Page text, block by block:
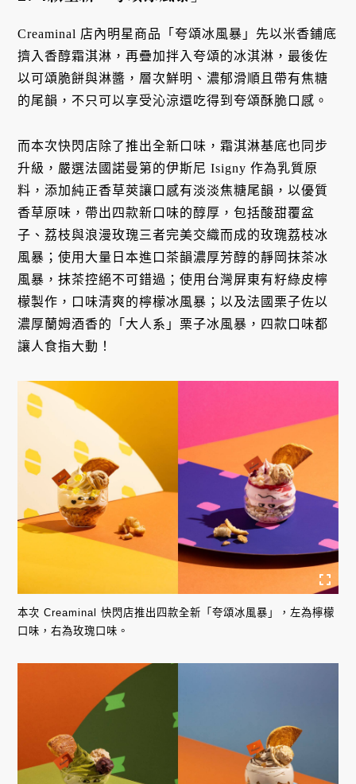
Creaminal 店內明星商品「夸頌冰風暴」先以米香鋪底
擠入香醇霜淇淋，再疊加拌入夸頌的冰淇淋，最後佐
以可頌脆餅與淋醬，層次鮮明、濃郁滑順且帶有焦糖
的尾韻，不只可以享受沁涼還吃得到夸頌酥脆口感。
而本次快閃店除了推出全新口味，霜淇淋基底也同步
升級，嚴選法國諾曼第的伊斯尼 Isigny 作為乳質原
料，添加純正香草莢讓口感有淡淡焦糖尾韻，以優質
香草原味，帶出四款新口味的醇厚，包括酸甜覆盆
子、荔枝與浪漫玫瑰三者完美交織而成的玫瑰荔枝冰
風暴；使用大量日本進口茶韻濃厚芳醇的靜岡抹茶冰
風暴，抹茶控絕不可錯過；使用台灣屏東有籽綠皮檸
檬製作，口味清爽的檸檬冰風暴；以及法國栗子佐以
濃厚蘭姆酒香的「大人系」栗子冰風暴，四款口味都
讓人食指大動！
本次 Creaminal 快閃店推出四款全新「夸頌冰風暴」，左為檸檬
口味，右為玫瑰口味。